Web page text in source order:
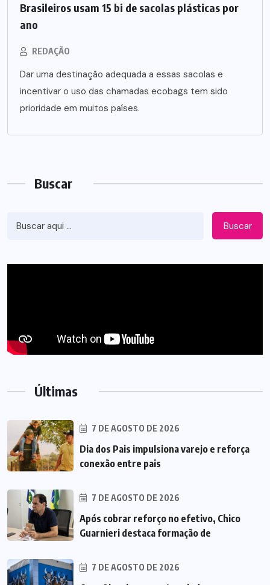
Brasileiros usam 15 bi de sacolas plásticas por
ano
REDAÇÃO
Dar uma destinação adequada a essas sacolas e
incentivar o uso das chamadas ecobags tem sido
prioridade em muitos países.
Buscar
Buscar
Últimas
7 DE AGOSTO DE 2026
Dia dos Pais impulsiona varejo e reforça
conexão entre pais
7 DE AGOSTO DE 2026
Após cobrar reforço no efetivo, Chico
Guarnieri destaca formação de
7 DE AGOSTO DE 2026